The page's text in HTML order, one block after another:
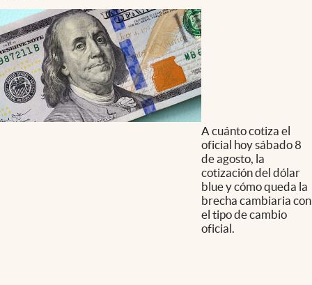
A cuánto cotiza el
oficial hoy sábado 8
de agosto, la
cotización del dólar
blue y cómo queda la
brecha cambiaria con
el tipo de cambio
oficial.